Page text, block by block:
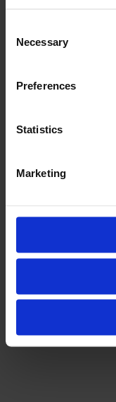
Selection
Necessary
Preferences
Statistics
Marketing